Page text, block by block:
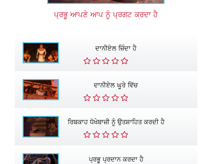
ਪ੍ਰਭੂ ਆਪਣੇ ਆਪ ਨੂੰ ਪ੍ਰਗਟ ਕਰਦਾ ਹੈ
ਦਾਨੀਏਲ ਜ਼ਿੰਦਾ ਹੈ
ਦਾਨੀਏਲ ਘੂਰੇ ਵਿੱਚ
ਰਿਬਕਾਹ ਧੋਖੇਬਾਜ਼ੀ ਨੂੰ ਉਤਸ਼ਾਹਿਤ ਕਰਦੀ ਹੈ
ਪ੍ਰਭੂ ਪ੍ਰਦਾਨ ਕਰਦਾ ਹੈ